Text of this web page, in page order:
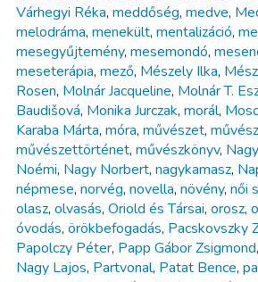
Várhegyi Réka, meddőség, medve,
melodráma, menekült, mentalizáció,
mesegyűjtemény, mesemondó,
meseterápia, mező, Mészely Ilka,
Rosen, Molnár Jacqueline, Molnár T.
Baudišová, Monika Jurczak, morál,
Karaba Márta, móra, művészet,
művészettörténet, művészkönyv,
Noémi, Nagy Norbert, nagykamasz,
népmese, norvég, novella, növény, női
olasz, olvasás, Oriold és Társai, orosz,
óvodás, örökbefogadás, Pacskovszky
Papolczy Péter, Papp Gábor Zsigmond,
Nagy Lajos, Partvonal, Patat Bence,